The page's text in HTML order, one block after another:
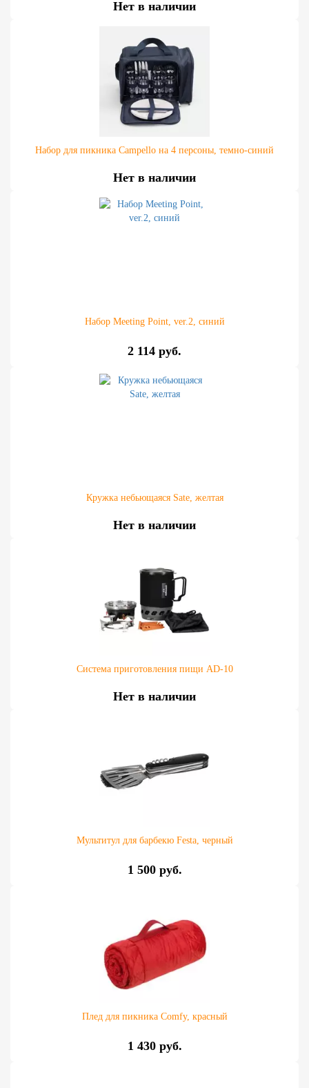
Нет в наличии
Набор для пикника Campello на 4 персоны, темно-синий
Нет в наличии
Набор Meeting Point, ver.2, синий
2 114 руб.
Кружка небьющаяся Sate, желтая
Нет в наличии
Система приготовления пищи AD-10
Нет в наличии
Мультитул для барбекю Festa, черный
1 500 руб.
Плед для пикника Comfy, красный
1 430 руб.